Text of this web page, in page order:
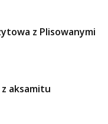
z Plisowanymi
aksamitu